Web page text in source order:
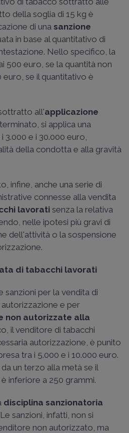
della soglia di 15 kg è
di una sanzione
in base al quantitativo di
Nello specifico, la
500 euro, se la quantità non
euro, se il quantitativo è
all'applicazione
si applica una
e i 30.000 euro,
della condotta e alla gravità
infine, anche una serie di
connesse alla vendita
lavoratisenza la relativa
nelle ipotesi più gravi di
dell'attività o la sospensione
di tabacchi lavorati
per la vendita di
e per
non autorizzate alla
il venditore di tabacchi
autorizzazione, è punito
tra i 5.000 e i 10.000 euro.
un terzo alla metà se il
inferiore a 250 grammi.
disciplina sanzionatoria
sanzioni, infatti, non si
non autorizzato, ma